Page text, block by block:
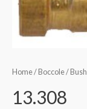
Home/ Boccole /
13.308